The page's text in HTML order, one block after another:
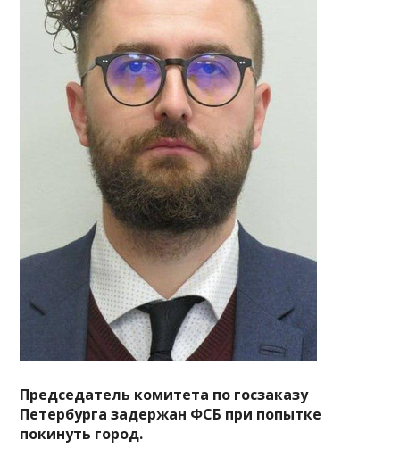
Председатель комитета по госзаказу
Петербурга задержан ФСБ при попытке
покинуть город.